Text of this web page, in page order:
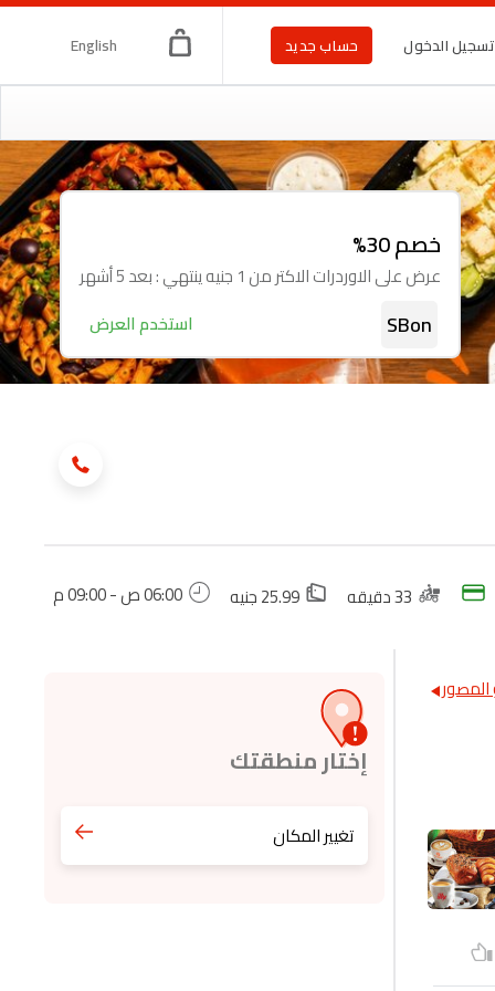
تسجيل الدخول حساب جديد English
خصم 30%
عرض على الاوردرات الاكتر من 1 جنيه ينتهي : بعد 5 أشهر
SBon استخدم العرض
33 دقيقه 25.99 جنيه 06:00 ص - 09:00 م
إختار منطقتك
تغيير المكان